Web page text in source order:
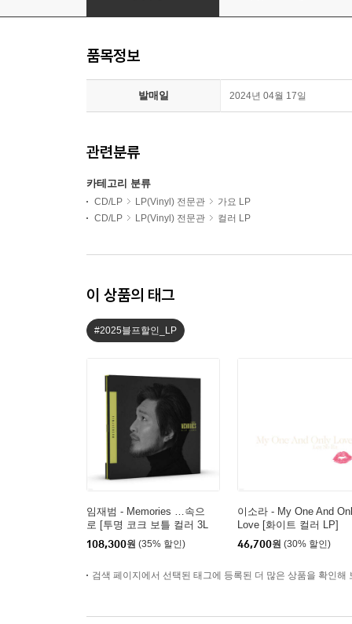
품목정보
발매일 2024년 04월 17일
관련분류
카테고리 분류
CD/LP LP(Vinyl) 전문관
가요 LP
CD/LP
LP(Vinyl) 전문관 컬러 LP
이 상품의 태그
#2025블프할인_LP
임재범 - Memories …속으
로 [투명 코크 보틀 컬러 3L
P]
108,300원 (35% 할인)
이소라 - My One And
Love [화이트 컬러 LP]
46,700원 (30% 할인)
검색 페이지에서 선택된 태그에 등록된 더 많은 상품을 확인해